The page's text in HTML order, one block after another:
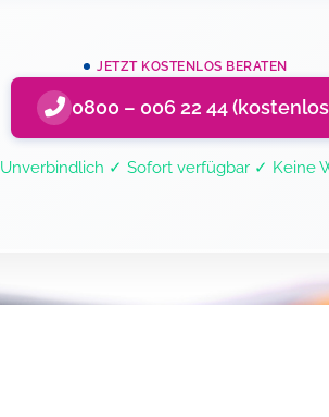
JETZT KOSTENLOS BERATEN
0800 – 006 22 44
✓ Sofort verfügbar ✓ Keine